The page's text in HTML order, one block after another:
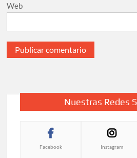
Web
Nuestras Redes
Facebook Instagram